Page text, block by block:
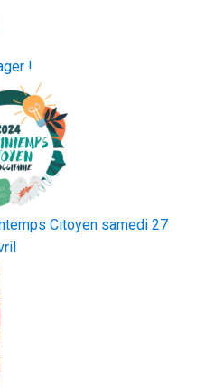
!
Citoyen samedi 27